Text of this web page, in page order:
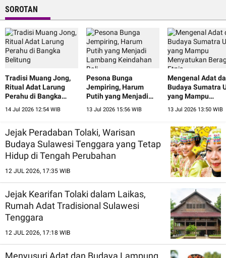
SOROTAN
Tradisi Muang Jong,
Ritual Adat Larung
Perahu di Bangka
Belitung
14 Jul 2026 12:54 WIB
Pesona Bunga
Jempiring, Harum
Putih yang Menjadi
Lambang Keindahan
13 Jul 2026 15:56 WIB
Mengenal Adat
Budaya Sumatra
yang Mampu
Menyatukan
13 Jul 2026 13:50 WIB
Jejak Peradaban Tolaki, Warisan
Budaya Sulawesi Tenggara yang Tetap
Hidup di Tengah Perubahan
12 JUL 2026, 17:35 WIB
Jejak Kearifan Tolaki dalam Laikas,
Rumah Adat Tradisional Sulawesi
Tenggara
12 JUL 2026, 17:18 WIB
Menyusuri Adat dan Budaya Lampung,